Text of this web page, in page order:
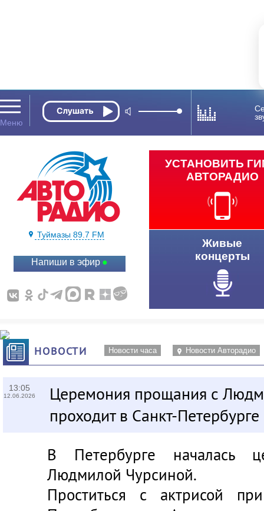
Туймазы 89.7 FM
Напиши в эфир
УСТАНОВИТЬ
АВТОРАДИО
Живые
концерты
НОВОСТИ Новости часа Новости Авторадио
13:05
12.06.2026
Церемония прощания с
проходит в Санкт-Петербурге
В Петербурге началась
Людмилой Чурсиной.
Проститься с актрисой